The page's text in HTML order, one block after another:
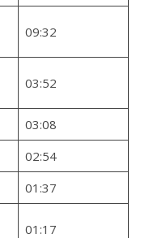
09:32
03:52
03:08
02:54
01:37
01:17